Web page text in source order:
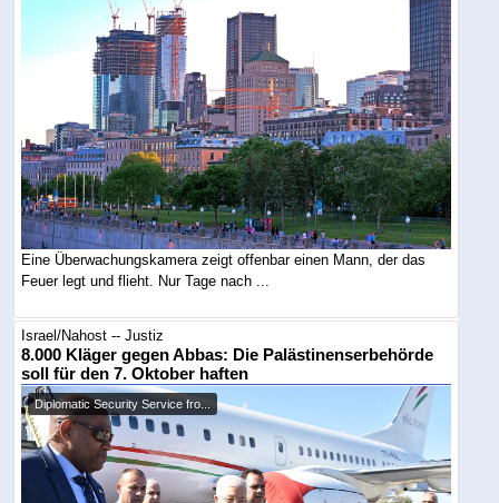
Eine Überwachungskamera zeigt offenbar einen Mann, der das
Feuer legt und flieht. Nur Tage nach ...
Israel/Nahost -- Justiz
8.000 Kläger gegen Abbas: Die Palästinenserbehörde
soll für den 7. Oktober haften
Diplomatic Security Service fro...